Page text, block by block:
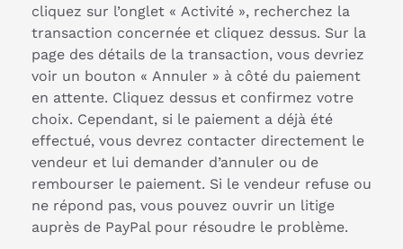
cliquez sur l’onglet « Activité », recherchez la
transaction concernée et cliquez dessus. Sur la
page des détails de la transaction, vous devriez
voir un bouton « Annuler » à côté du paiement
en attente. Cliquez dessus et confirmez votre
choix. Cependant, si le paiement a déjà été
effectué, vous devrez contacter directement le
vendeur et lui demander d’annuler ou de
rembourser le paiement. Si le vendeur refuse ou
ne répond pas, vous pouvez ouvrir un litige
auprès de PayPal pour résoudre le problème.